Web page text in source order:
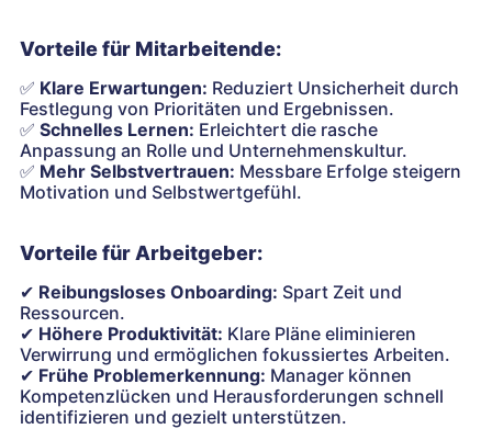
Vorteile für Mitarbeitende:
✅ Klare Erwartungen: Reduziert Unsicherheit durch
Festlegung von Prioritäten und Ergebnissen.
✅ Schnelles Lernen: Erleichtert die rasche
Anpassung an Rolle und Unternehmenskultur.
✅ Mehr Selbstvertrauen: Messbare Erfolge steigern
Motivation und Selbstwertgefühl.
Vorteile für Arbeitgeber:
✔ Reibungsloses Onboarding: Spart Zeit und
Ressourcen.
✔ Höhere Produktivität: Klare Pläne eliminieren
Verwirrung und ermöglichen fokussiertes Arbeiten.
✔ Frühe Problemerkennung: Manager können
Kompetenzlücken und Herausforderungen schnell
identifizieren und gezielt unterstützen.